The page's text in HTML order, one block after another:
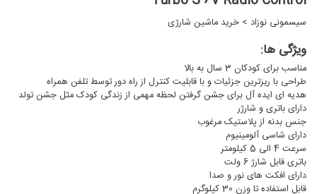
سیسمونی نوزاد > خرید ماشین شارژی
ویژگی ها:
مناسب برای کودکان 3 سال به بالا
طراحی با ریزترین جزئیات و با قابلیت کنترل از راه دور توسط تلفن همراه
هدیه ای ایده آل برای جشن گرفتن لحظه مهمی از زندگی کودک مثل جشن تولد
دارای باتری و شارژر
جنس بدنه از پلاستیک مرغوب
دارای شاسی آلومینیوم
سرعت 4 الی 5 کیلومتر
باتری قابل شارژ 6 ولت
دارای افکت های نور و صدا
قابل استفاده تا وزن 30 کیلوگرم